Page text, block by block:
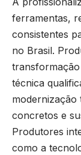
ferramentas,
consistentes
no Brasil.
técnica
modernização
concretos e
Produtores
como a